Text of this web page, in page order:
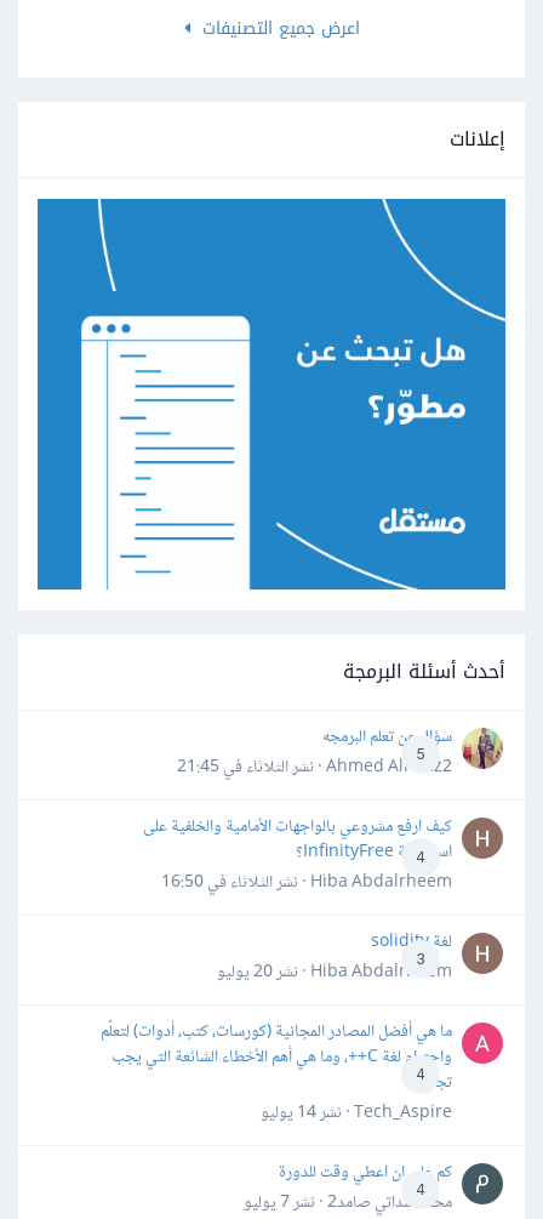
اعرض جميع التصنيفات
إعلانات
أحدث أسئلة البرمجة
5
سؤال عن تعلم البرمجه
Ahmed Alhafiz2 · نشر
الثلاثاء في 21:45
4
كيف ارفع مشروعي بالواجهات الأمامية والخلفية على
استضافة InfinityFree؟
Hiba Abdalrheem · نشر
الثلاثاء في 16:50
3
لغة solidity
Hiba Abdalrheem · نشر
20 يوليو
4
ما هي أفضل المصادر المجانية (كورسات، كتب، أدوات) لتعلّم
واحترام لغة C++، وما هي أهم الأخطاء الشائعة التي يجب
تجنبها؟
Tech_Aspire · نشر
14 يوليو
4
كم علي ان اعطي وقت للدورة
محمد سداتي صامد2 · نشر
7 يوليو